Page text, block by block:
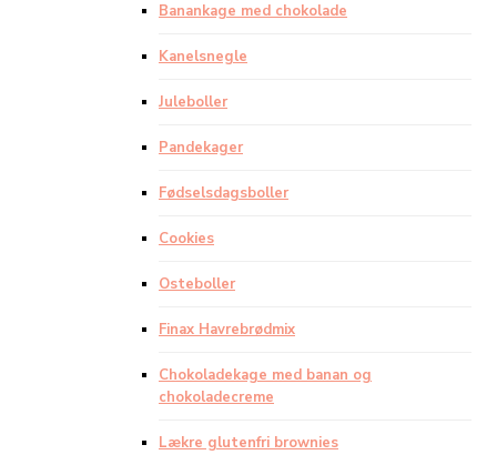
Banankage med chokolade
Kanelsnegle
Juleboller
Pandekager
Fødselsdagsboller
Cookies
Osteboller
Finax Havrebrødmix
Chokoladekage med banan og
chokoladecreme
Lækre glutenfri brownies